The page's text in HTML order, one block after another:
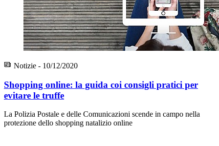
Notizie - 10/12/2020
Shopping online: la guida coi consigli pratici per
evitare le truffe
La Polizia Postale e delle Comunicazioni scende in campo nella
protezione dello shopping natalizio online